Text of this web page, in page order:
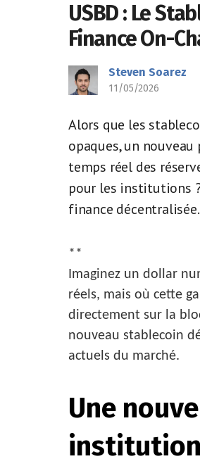
USBD : Le
Finance On-
Steven Soarez
11/05/2026
Alors que les
opaques, un
temps réel des
pour les institutions
finance
**
Imaginez un dollar
réels, mais où cette
directement sur la
nouveau stablecoin
actuels du marché.
Une